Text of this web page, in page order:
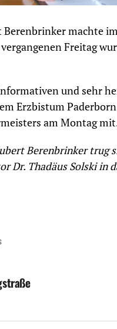
machte
Freitag
und sehr
Erzbistum
am Montag
Berenbrinker trug
Dr. Thadäus Solski in